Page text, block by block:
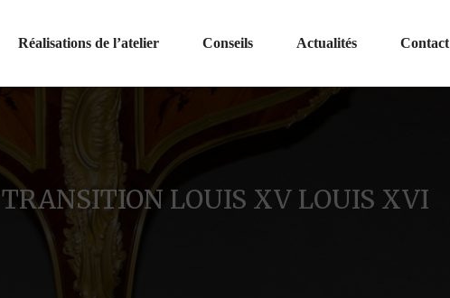
Réalisations de l’atelier Conseils Actualités Contact
LOUIS XV LOUIS XVI